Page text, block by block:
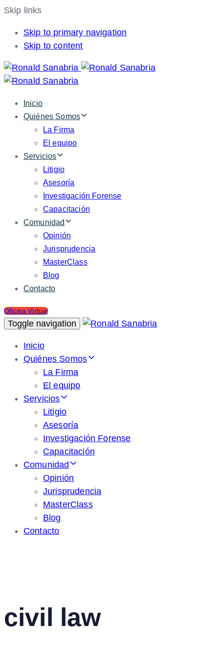
Skip links
Skip to primary navigation
Skip to content
Inicio
Quiénes Somos
La Firma
El equipo
Servicios
Litigio
Asesoría
Investigación Forense
Capacitación
Comunidad
Opinión
Jurisprudencia
MasterClass
Blog
Contacto
Oficina Virtual
Toggle navigation
Inicio
Quiénes Somos
La Firma
El equipo
Servicios
Litigio
Asesoría
Investigación Forense
Capacitación
Comunidad
Opinión
Jurisprudencia
MasterClass
Blog
Contacto
civil law